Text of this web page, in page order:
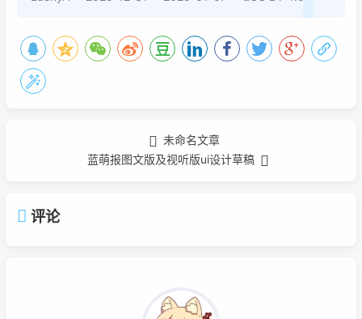
未命名文章
蓝萌报图文版及视听版ui设计草稿
评论